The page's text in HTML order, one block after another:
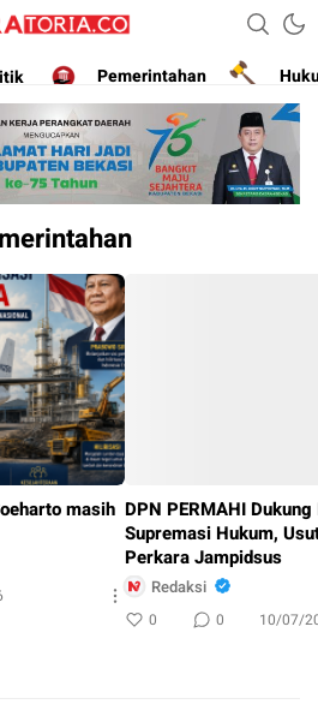
Fakta dan Data
Pemerintahan
masih DPN PERMAHI
Supremasi Hukum,
Perkara Jampidsus
Redaksi
0 0 10/07/